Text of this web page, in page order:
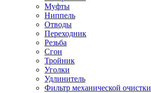
Муфты
Ниппель
Отводы
Переходник
Резьба
Сгон
Тройник
Уголки
Удлинитель
Фильтр механической очистки